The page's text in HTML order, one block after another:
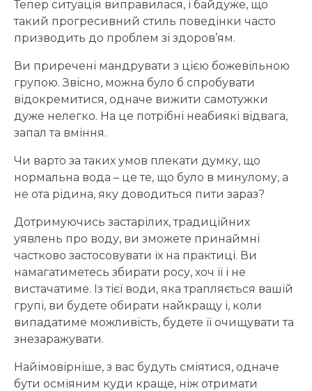
Тепер ситуація виправилася, і байдуже, що
такий прогресивний стиль поведінки часто
призводить до проблем зі здоров’ям.
Ви приречені мандрувати з цією божевільною
групою. Звісно, можна було б спробувати
відокремитися, одначе вижити самотужки
дуже нелегко. На це потрібні неабиякі відвага,
запал та вміння.
Чи варто за таких умов плекати думку, що
нормальна вода – це те, що було в минулому, а
не ота рідина, яку доводиться пити зараз?
Дотримуючись застарілих, традиційних
уявлень про воду, ви зможете принаймні
частково застосовувати їх на практиці. Ви
намагатиметесь збирати росу, хоч її і не
вистачатиме. Із тієї води, яка трапляється вашій
групі, ви будете обирати найкращу і, коли
випадатиме можливість, будете її очищувати та
знезаражувати.
Найімовірніше, з вас будуть сміятися, одначе
бути осміяним куди краще, ніж отримати